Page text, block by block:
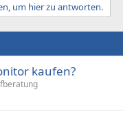
um hier zu antworten.
kaufen?